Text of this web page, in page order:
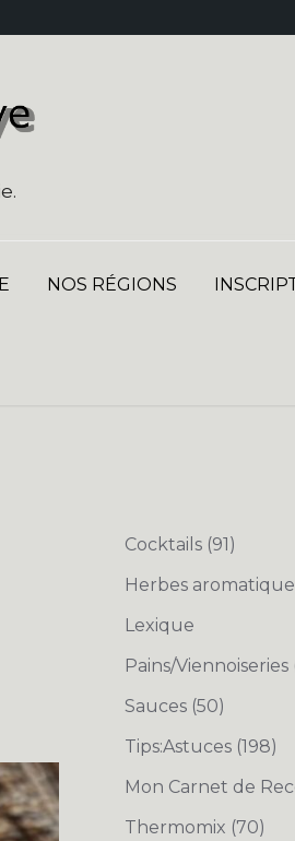
NOS RÉGIONS
Cocktails (91)
Herbes
Lexique
Pains/Viennoiseries
Sauces (50)
Tips:Astuces (198)
Mon Carnet de
Thermomix (70)